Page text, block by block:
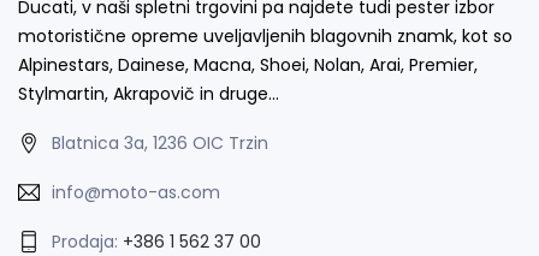
Ducati, v naši spletni trgovini pa najdete tudi pester izbor
motoristične opreme uveljavljenih blagovnih znamk, kot so
Alpinestars, Dainese, Macna, Shoei, Nolan, Arai, Premier,
Stylmartin, Akrapovič in druge…
Blatnica 3a, 1236 OIC Trzin
info@moto-as.com
Prodaja: +386 1 562 37 00